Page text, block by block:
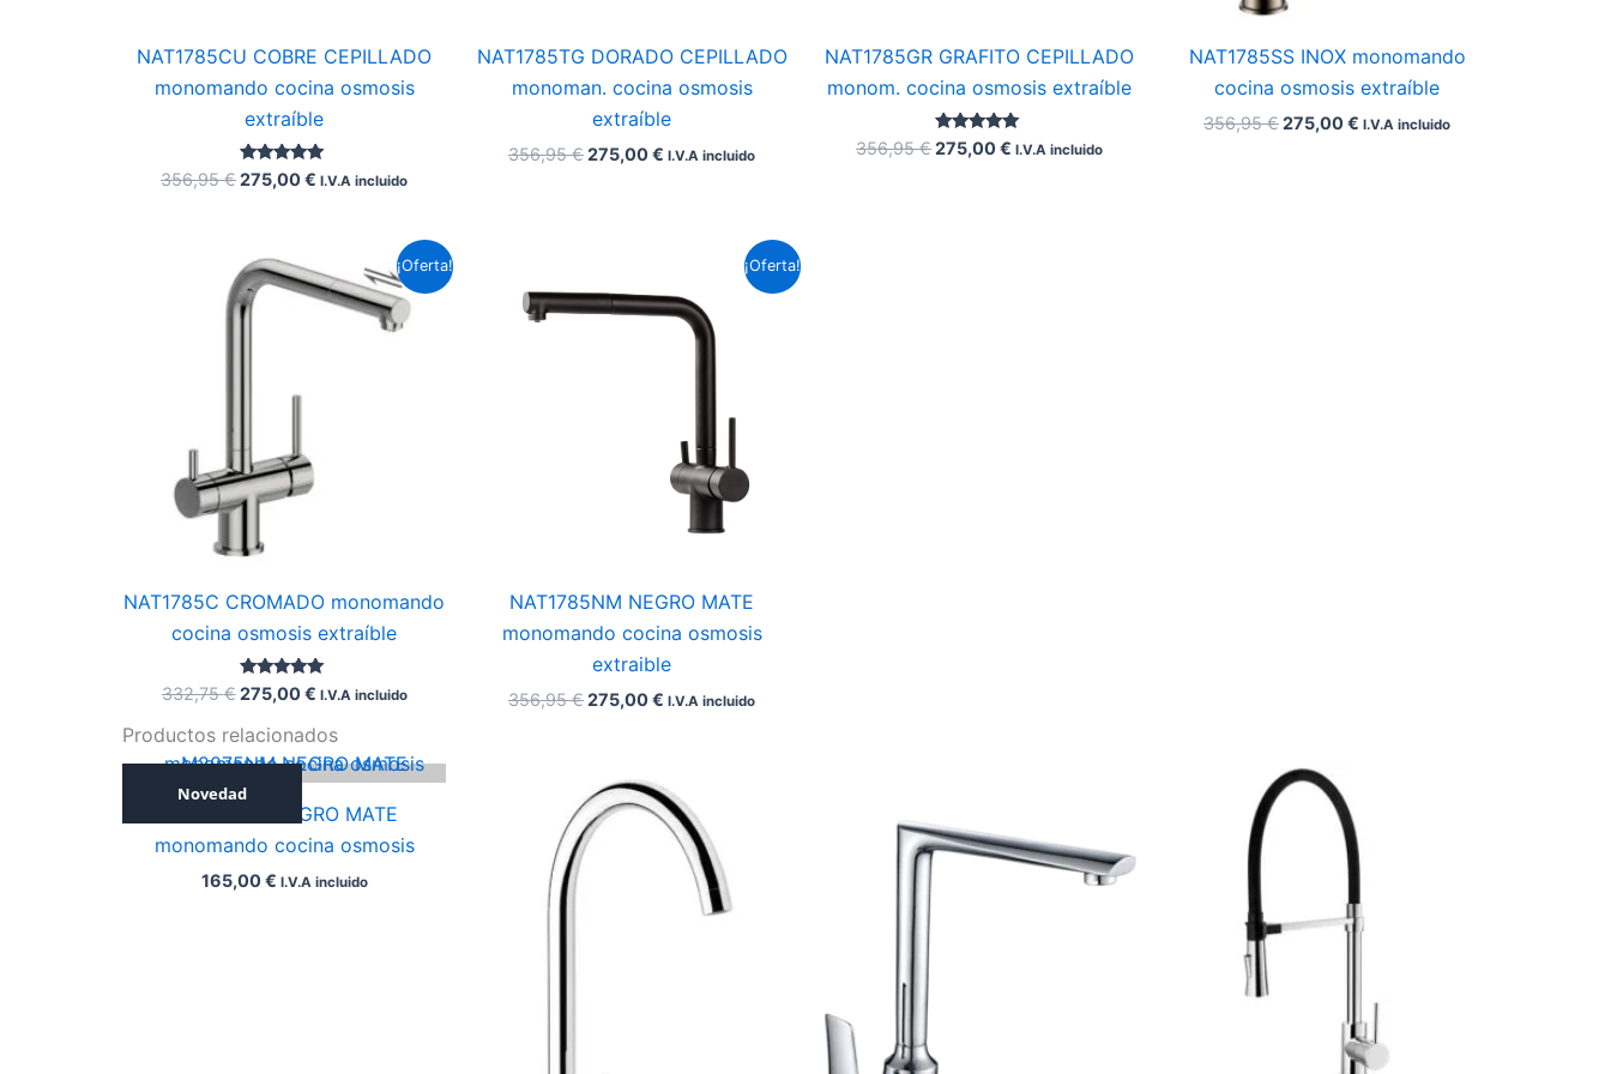
NAT1785CU COBRE CEPILLADO
monomando cocina osmosis
extraíble
Valorado con
5.00
356,95€275,00€ I.V.A incluido
NAT1785TG DORADO CEPILLADO
monoman. cocina osmosis
extraíble
356,95€275,00€ I.V.A incluido
NAT1785GR GRAFITO CEPILLADO
monom. cocina osmosis extraíble
Valorado con
5.00
356,95€275,00€ I.V.A incluido
NAT1785SS INOX monomando
cocina osmosis extraíble
356,95€275,00€ I.V.A incluido
¡Oferta!
NAT1785C CROMADO monomando
cocina osmosis extraíble
Valorado con
5.00
332,75€
precio
original
era:
275,00€
precio
actual
I.V.A incluido
¡Oferta!
NAT1785NM NEGRO MATE
monomando cocina osmosis
extraible
356,95€
original
era:
275,00€
actual
es:
275,00 €.
I.V.A incluido
Productos relacionados
Novedad
M2075NM NEGRO MATE
monomando cocina osmosis
165,00€ I.V.A incluido